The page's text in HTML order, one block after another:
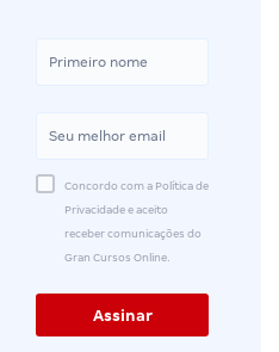
Concordo com a Política de
Privacidade e aceito
receber comunicações do
Gran Cursos Online.